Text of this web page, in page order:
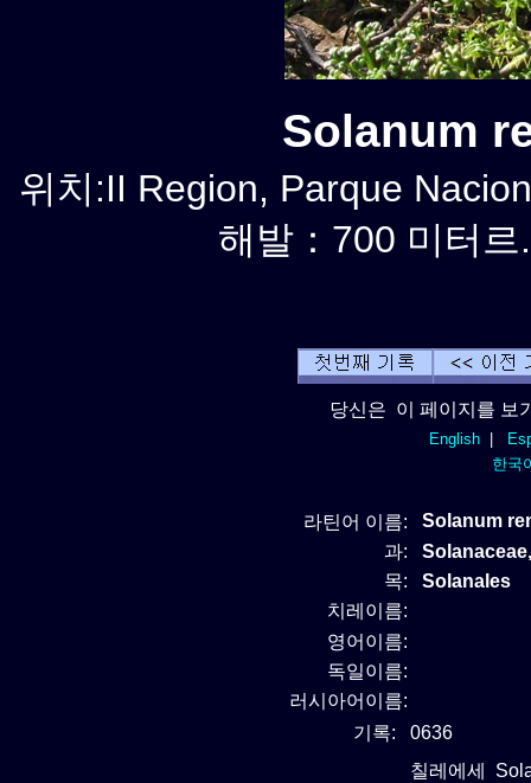
Solanum
위치:II Region, Parque
해발：700 미터
당신은 이 페이지를 보
English|
한국
라틴어 이름:
Solanum
과:
목:
Solanales
치레이름:
영어이름:
독일이름:
러시아어이름:
기록:
0636
칠레에세